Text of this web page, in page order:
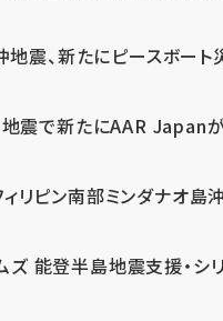
地震、新たにピースボー
地震で新たにAAR Japan
リピン南部ミンダナオ島
ズ 能登半島地震支援・シ